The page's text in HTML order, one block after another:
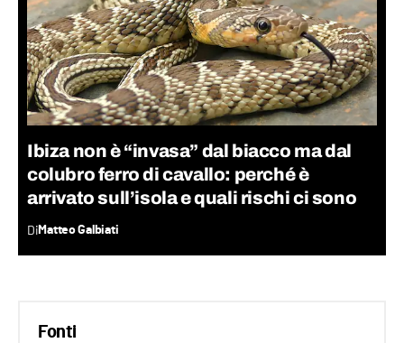
Ibiza non è “invasa” dal biacco ma dal
colubro ferro di cavallo: perché è
arrivato sull’isola e quali rischi ci sono
DiMatteo Galbiati
Fonti